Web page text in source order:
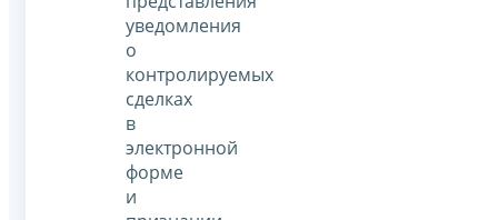
уведомления
о
контролируемых
сделках
в
электронной
форме
и